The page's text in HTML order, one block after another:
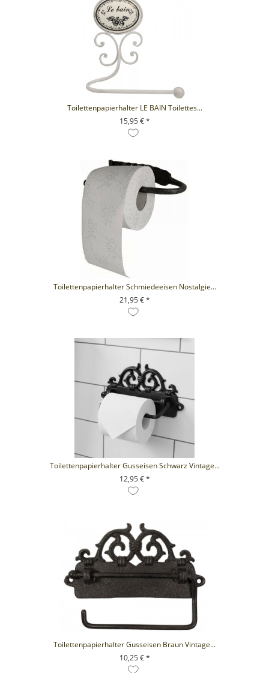
Toilettenpapierhalter LE BAIN Toilettes...
15,95 € *
+ IN DEN WARENKORB
Toilettenpapierhalter Schmiedeeisen Nostalgie...
21,95 € *
+ IN DEN WARENKORB
Toilettenpapierhalter Gusseisen Schwarz Vintage...
12,95 € *
+ IN DEN WARENKORB
Toilettenpapierhalter Gusseisen Braun Vintage...
10,25 € *
+ IN DEN WARENKORB